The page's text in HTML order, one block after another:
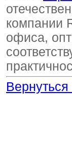
компании
офиса,
Вернуться